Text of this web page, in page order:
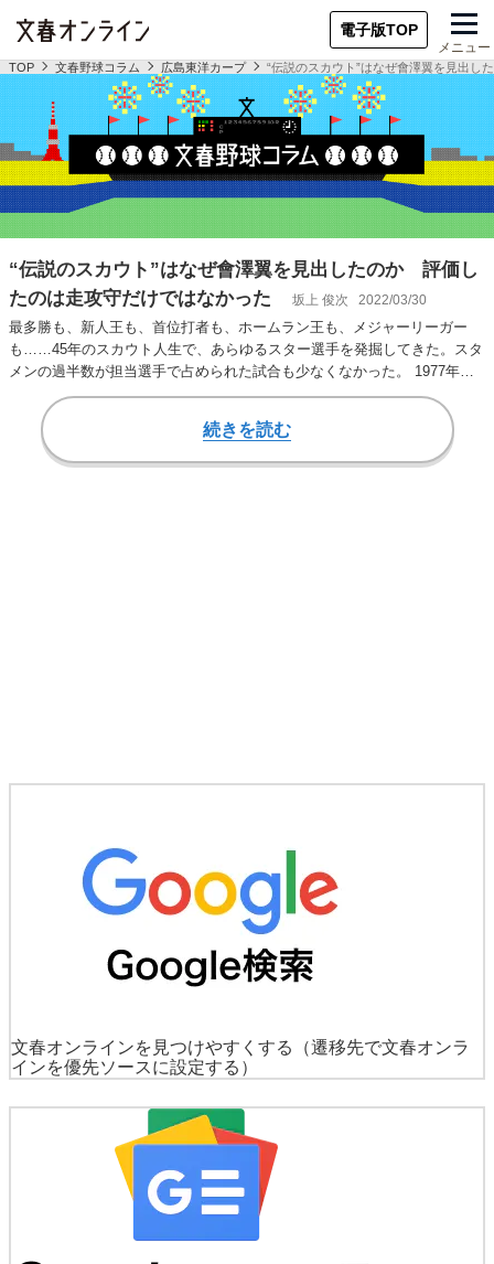
電子版TOP
メニュー
TOP 文春野球コラム 広島東洋カープ “伝説のスカウト”はなぜ會澤翼を見出
“伝説のスカウト”はなぜ會澤翼を見出したのか 評価し
たのは走攻守だけではなかった
坂上 俊次 2022/03/30
最多勝も、新人王も、首位打者も、ホームラン王も、メジャーリーガー
も……45年のスカウト人生で、あらゆるスター選手を発掘してきた。スタ
メンの過半数が担当選手で占められた試合も少なくなかった。 1977年か
ら、北海道・…
続きを読む
文春オンラインを見つけやすくする
（遷移先で文春オンラ
インを優先ソースに設定する）